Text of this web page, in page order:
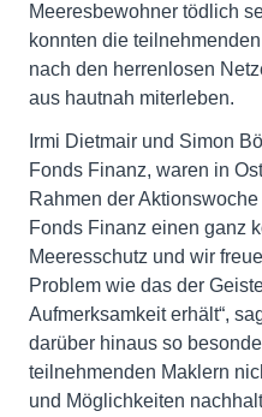
Meeresbewohner tödlich
konnten die
nach den herrenlosen
aus hautnah miterleben.
Irmi Dietmair und Simon
Fonds Finanz, waren in
Rahmen der
Fonds Finanz einen ganz
Meeresschutz und wir
Problem wie das der
Aufmerksamkeit erhält“,
darüber hinaus so
teilnehmenden Maklern
und Möglichkeiten